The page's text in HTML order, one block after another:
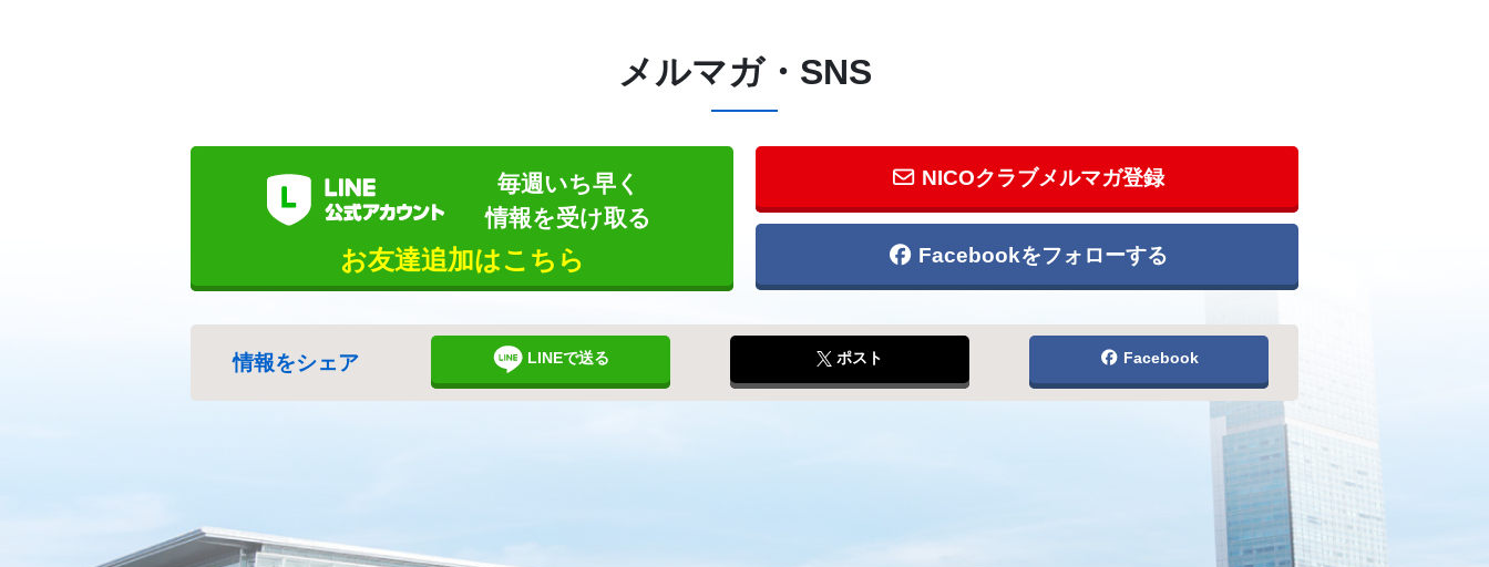
メルマガ・SNS
毎週いち早く
情報を受け取る
お友達追加はこちら
NICOクラブメルマガ登録
Facebookをフォローする
情報をシェア LINEで送る ポスト Facebook